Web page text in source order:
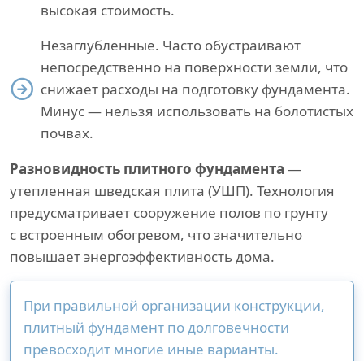
высокая стоимость.
Незаглубленные. Часто обустраивают
непосредственно на поверхности земли, что
снижает расходы на подготовку фундамента.
Минус — нельзя использовать на болотистых
почвах.
Разновидность плитного фундамента —
утепленная шведская плита (УШП). Технология
предусматривает сооружение полов по грунту
с встроенным обогревом, что значительно
повышает энергоэффективность дома.
При правильной организации конструкции,
плитный фундамент по долговечности
превосходит многие иные варианты.